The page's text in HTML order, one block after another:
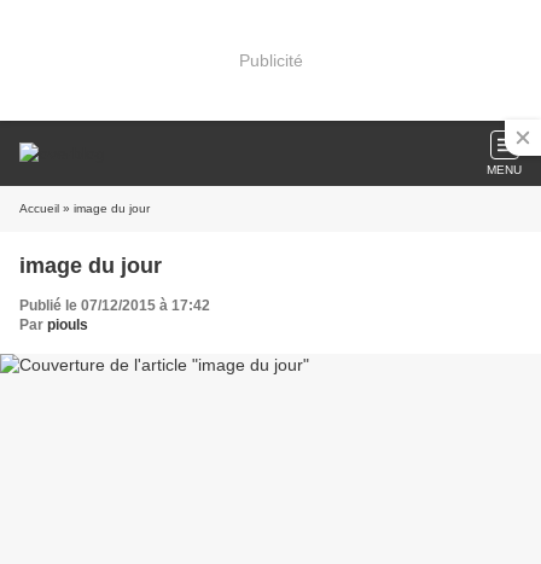
Publicité
MENU
Accueil » image du jour
image du jour
Publié le 07/12/2015 à 17:42
Par piouls